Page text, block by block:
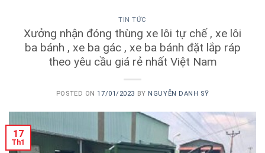
TIN TỨC
Xưởng nhận đóng thùng xe lôi tự chế , xe lôi
ba bánh , xe ba gác , xe ba bánh đặt lắp ráp
theo yêu cầu giá rẻ nhất Việt Nam
POSTED ON17/01/2023 BY NGUYỄN DANH SỸ
17
Th1